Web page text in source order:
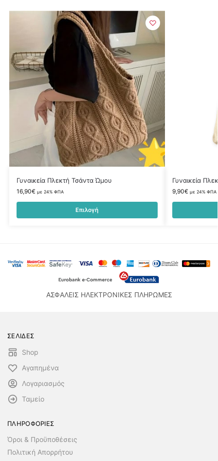
Γυναικεία Πλεκτή Τσάντα Ώμου
16,90€ με 24% ΦΠΑ
Επιλογή
Γυναικεία
9,90€ με 24% ΦΠΑ
ΑΣΦΑΛΕΙΣ ΗΛΕΚΤΡΟΝΙΚΕΣ ΠΛΗΡΩΜΕΣ
ΣΕΛΙΔΕΣ
Shop
Αγαπημένα
Λογαριασμός
Ταμείο
ΠΛΗΡΟΦΟΡΙΕΣ
Όροι & Προϋποθέσεις
Πολιτική Απορρήτου